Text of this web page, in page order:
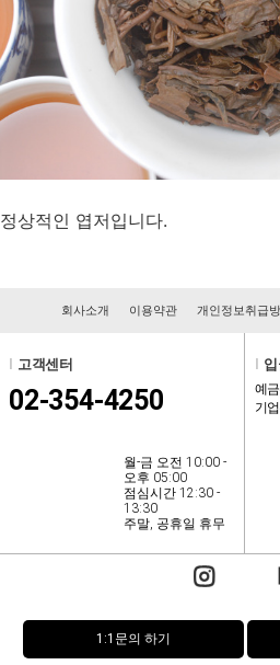
정상적인 엽저입니다.
회사소개 이용약관 개인정보취급
고객센터
02-354-4250
월-금 오전 10:00 -
오후 05:00
점심시간 12:30 -
13:30
주말, 공휴일 휴무
예
기
1:1문의 하기